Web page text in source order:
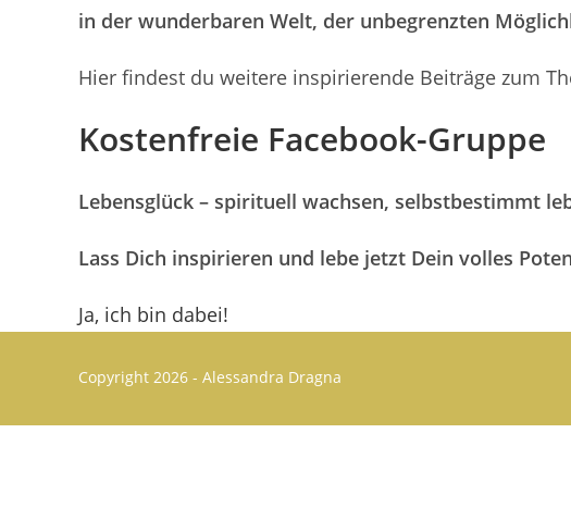
in der wunderbaren Welt, der unbegrenzten
Hier findest du weitere inspirierende Beiträge zum
Kostenfreie Facebook-Gruppe
Lebensglück – spirituell wachsen, selbstbestimmt
Lass Dich inspirieren und lebe jetzt Dein volles
Ja, ich bin dabei!
Copyright 2026 - Alessandra Dragna